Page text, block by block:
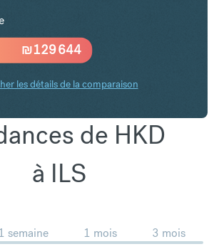
₪129 644
les détails de la comparaison
de HKD
à ILS
semaine 1 mois 3 mois